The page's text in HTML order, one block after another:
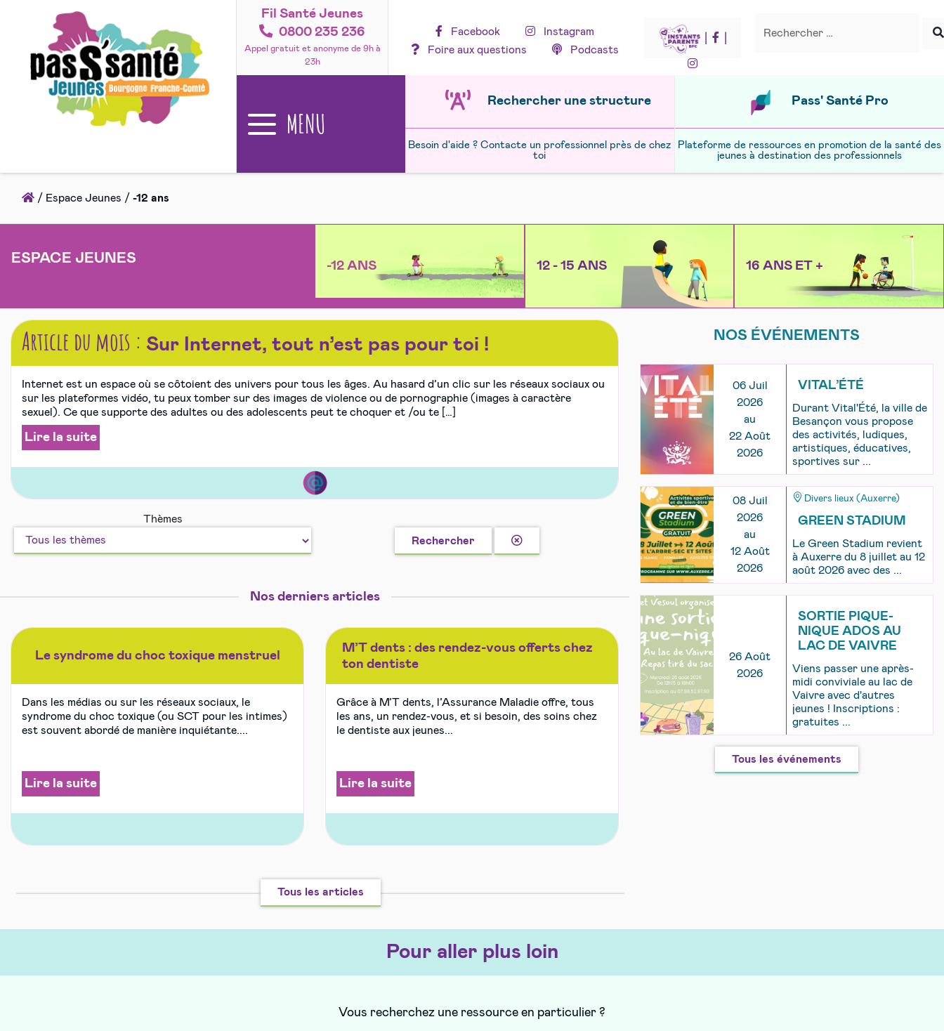
Fil Santé Jeunes
0800 235 236
Appel gratuit et anonyme de 9h à
23h
Facebook
Instagram
Foire aux questions
Podcasts
Rechercher
MENU
Rechercher une structure
Besoin d'aide ? Contacte un professionnel près de chez
toi
Pass' Santé Pro
Plateforme de ressources en promotion de la santé des
jeunes à destination des professionnels
Accueil
/ Espace Jeunes / -12 ans
ESPACE JEUNES
-12 ANS 12 - 15 ANS 16 ANS ET +
Article du mois : Sur Internet, tout n’est pas pour toi !
Internet est un espace où se côtoient des univers pour tous les âges. Au hasard d’un clic sur les réseaux sociaux ou
sur les plateformes vidéo, tu peux tomber sur des images de violence ou de pornographie (images à caractère
sexuel). Ce que supporte des adultes ou des adolescents peut te choquer et /ou te […]
Lire la suite
et
les
Thèmes
Rechercher
Effacer
la
Nos derniers articles
Le syndrome du choc toxique menstruel
Dans les médias ou sur les réseaux sociaux, le
syndrome du choc toxique (ou SCT pour les intimes)
est souvent abordé de manière inquiétante....
Lire la suite
M’T dents : des rendez-vous offerts chez
ton dentiste
Grâce à M’T dents, l’Assurance Maladie offre, tous
les ans, un rendez-vous, et si besoin, des soins chez
le dentiste aux jeunes...
Lire la suite
Tous les articles
NOS ÉVÉNEMENTS
06 Juil
2026
au
22 Août
2026
VITAL’ÉTÉ
Durant Vital'Été, la ville de
Besançon vous propose
des activités, ludiques,
artistiques, éducatives,
sportives sur ...
08 Juil
2026
au
12 Août
2026
Divers lieux (Auxerre)
GREEN STADIUM
Le Green Stadium revient
à Auxerre du 8 juillet au 12
août 2026 avec des ...
26 Août
2026
SORTIE PIQUE-
NIQUE ADOS AU
LAC DE VAIVRE
Viens passer une après-
midi conviviale au lac de
Vaivre avec d'autres
jeunes ! Inscriptions :
gratuites ...
Tous les événements
Pour aller plus loin
Vous recherchez une ressource en particulier ?